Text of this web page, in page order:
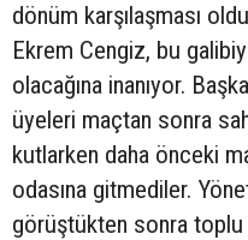
dönüm karşılaşması
Ekrem Cengiz, bu
olacağına inanıyor.
üyeleri maçtan sonra
kutlarken daha önceki
odasına gitmediler.
görüştükten sonra